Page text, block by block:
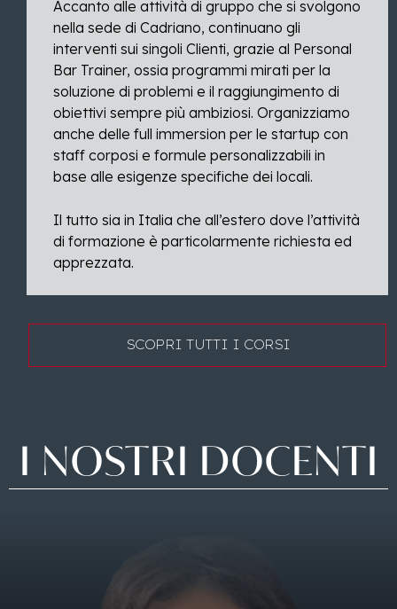
Accanto alle attività di gruppo che si svolgono
nella sede di Cadriano, continuano gli
interventi sui singoli Clienti, grazie al Personal
Bar Trainer, ossia programmi mirati per la
soluzione di problemi e il raggiungimento di
obiettivi sempre più ambiziosi. Organizziamo
anche delle full immersion per le startup con
staff corposi e formule personalizzabili in
base alle esigenze specifiche dei locali.
Il tutto sia in Italia che all’estero dove l’attività
di formazione è particolarmente richiesta ed
apprezzata.
SCOPRI TUTTI I CORSI
I NOSTRI DOCENTI